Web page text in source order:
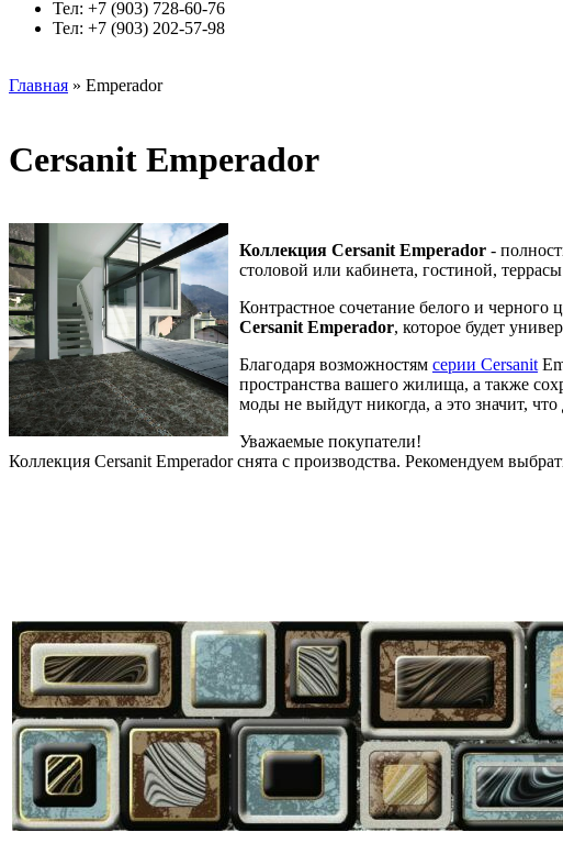
Тел: +7 (903) 728-60-76
Тел: +7 (903) 202-57-98
Главная » Emperador
Cersanit Emperador
Коллекция Cersanit Emperador -
столовой или кабинета, гостиной,
Контрастное сочетание белого и
Cersanit Emperador, которое будет
Благодаря возможностям серии Cersanit
пространства вашего жилища, а также
моды не выйдут никогда, а это значит,
Уважаемые покупатели!
Коллекция Cersanit Emperador снята с производства. Рекомендуем